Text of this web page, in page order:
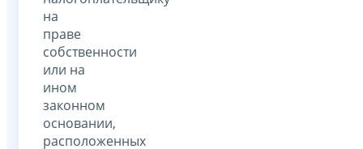
на
праве
собственности
или на
ином
законном
основании,
расположенных